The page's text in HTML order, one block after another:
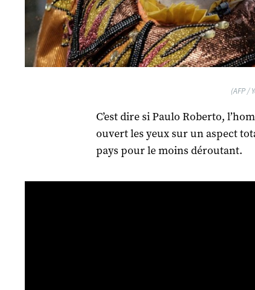
(AFP /
C’est dire si Paulo Roberto,
ouvert les yeux sur un aspect
pays pour le moins déroutant.